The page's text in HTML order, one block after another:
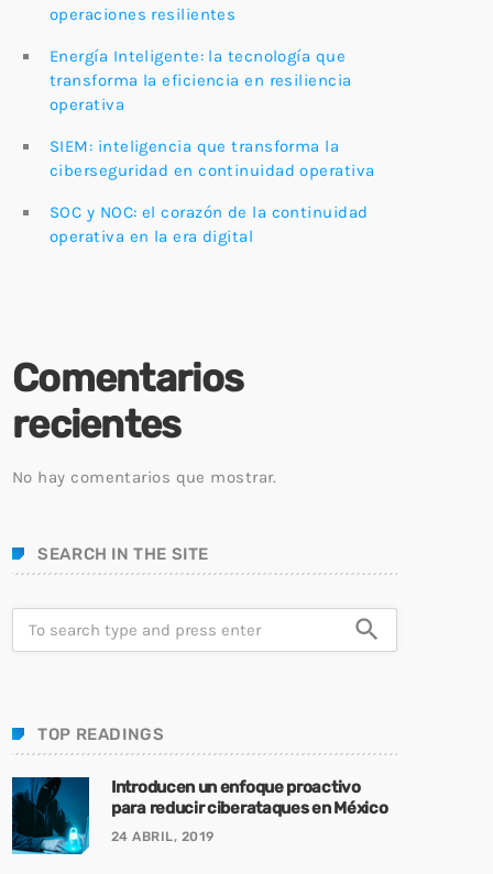
operaciones resilientes
Energía Inteligente: la tecnología que
transforma la eficiencia en resiliencia
operativa
SIEM: inteligencia que transforma la
ciberseguridad en continuidad operativa
SOC y NOC: el corazón de la continuidad
operativa en la era digital
Comentarios
recientes
No hay comentarios que mostrar.
SEARCH IN THE SITE
search
TOP READINGS
Introducen un enfoque proactivo
para reducir ciberataques en México
24 ABRIL, 2019